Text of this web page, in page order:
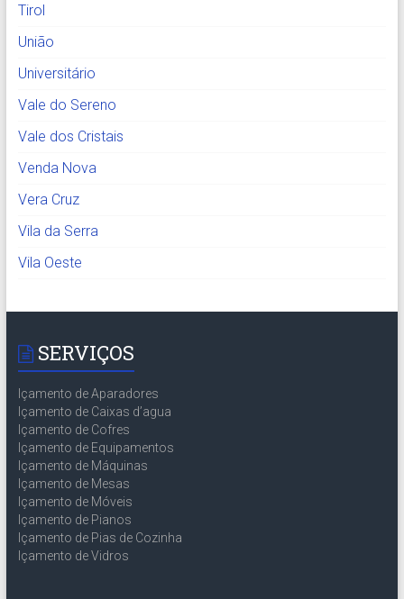
Tirol
União
Universitário
Vale do Sereno
Vale dos Cristais
Venda Nova
Vera Cruz
Vila da Serra
Vila Oeste
SERVIÇOS
Içamento de Aparadores
Içamento de Caixas d’agua
Içamento de Cofres
Içamento de Equipamentos
Içamento de Máquinas
Içamento de Mesas
Içamento de Móveis
Içamento de Pianos
Içamento de Pias de Cozinha
Içamento de Vidros